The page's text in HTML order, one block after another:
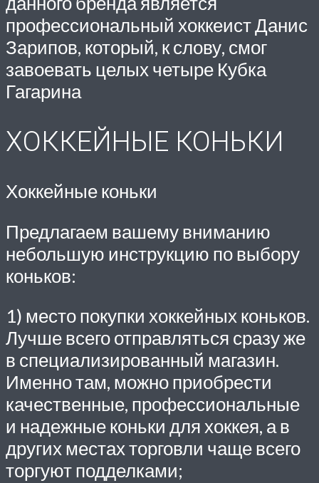
профессиональный хоккеист Данис
Зарипов, который, к слову, смог
завоевать целых четыре Кубка
Гагарина
ХОККЕЙНЫЕ КОНЬКИ
Хоккейные коньки
Предлагаем вашему вниманию
небольшую инструкцию по выбору
коньков:
1) место покупки хоккейных коньков.
Лучше всего отправляться сразу же
в специализированный магазин.
Именно там, можно приобрести
качественные, профессиональные
и надежные коньки для хоккея, а в
других местах торговли чаще всего
торгуют подделками;